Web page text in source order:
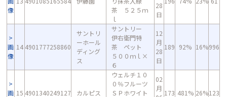
像
茶 ５２５ｍ
ｌ
28
日
画
像
14 4901777258860
サントリ
ーホール
ディング
ス
サントリー
伊右衛門特
茶 ペット
５００ｍｌ×
６
12
月
28
日
189 92% 16%996
画 15 4901340249127 カルピス
ウェルチ１０
０％フルーツ
ＳＰホワイト
02
月
173 481% 26%123